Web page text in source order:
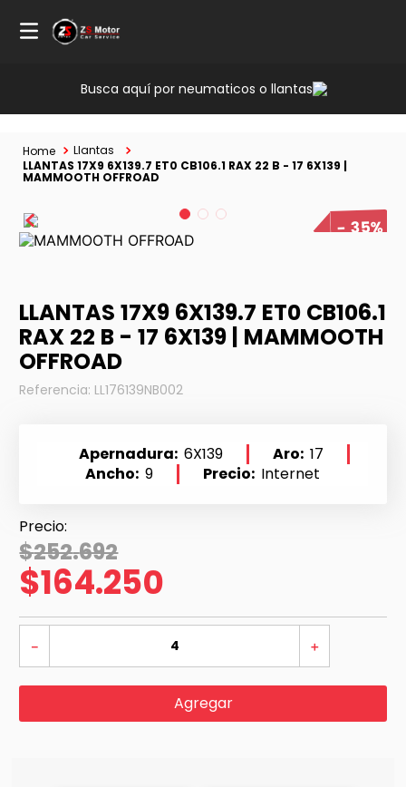
Busca aquí por neumaticos o llantas
Llantas
LLANTAS 17X9 6X139.7 ET0 CB106.1 RAX 22 B - 17 6X139 |
MAMMOOTH OFFROAD
35%
LLANTAS 17X9 6X139.7 ET0 CB106.1
RAX 22 B - 17 6X139 | MAMMOOTH
OFFROAD
Referencia: LL176139NB002
Apernadura 6X139 Aro 17
Ancho 9 Precio Internet
$252.692
$164.250
＋
－
Agregar